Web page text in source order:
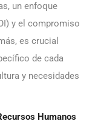
un enfoque
y el compromiso
es crucial
de cada
y necesidades
Humanos